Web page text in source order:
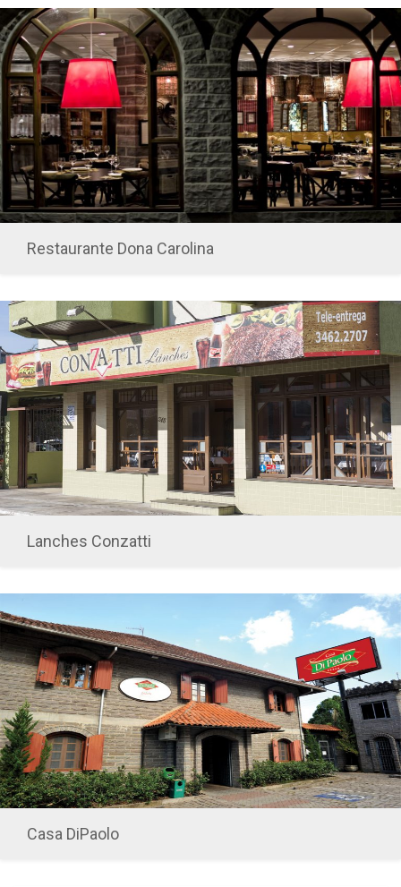
Restaurante Dona Carolina
Lanches Conzatti
Casa DiPaolo